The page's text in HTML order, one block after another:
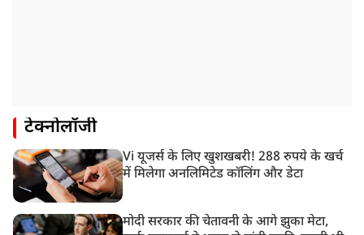
टेक्नोलॉजी
Vi यूजर्स के लिए खुशखबरी! 288 रुपये के खर्च
में मिलेगा अनलिमिटेड कॉलिंग और डेटा
मोदी सरकार की चेतावनी के आगे झुका मेटा,